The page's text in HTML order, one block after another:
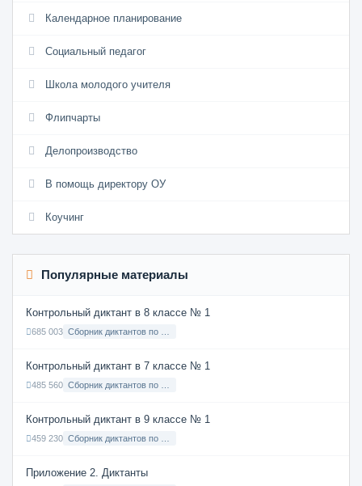
Календарное планирование
Социальный педагог
Школа молодого учителя
Флипчарты
Делопроизводство
В помощь директору ОУ
Коучинг
Популярные материалы
Контрольный диктант в 8 классе № 1
685 003
Контрольный диктант в 7 классе № 1
485 560
Контрольный диктант в 9 классе № 1
459 230
Приложение 2. Диктанты